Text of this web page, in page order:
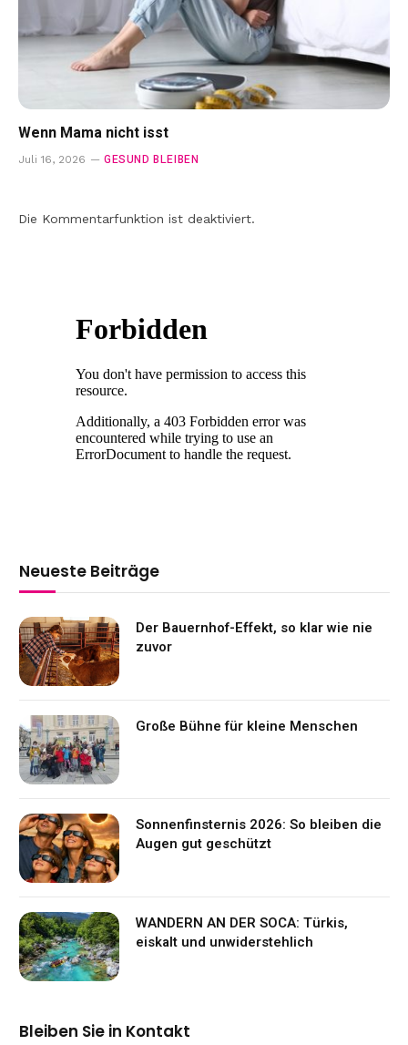
Wenn Mama nicht isst
Juli 16, 2026 GESUND BLEIBEN
Die Kommentarfunktion ist deaktiviert.
Neueste Beiträge
Der Bauernhof-Effekt, so klar wie nie
zuvor
Große Bühne für kleine Menschen
Sonnenfinsternis 2026: So bleiben die
Augen gut geschützt
WANDERN AN DER SOCA: Türkis,
eiskalt und unwiderstehlich
Bleiben Sie in Kontakt